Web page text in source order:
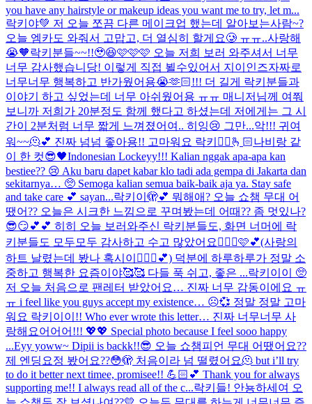
you have any hairstyle or makeup ideas you want me to try, let m...
락키야💚 저 오늘 쪼끔 다른 메이크업 했는데 알아보는사람~?
오늘 엠카도 와줘서 고맙고, 더 열심히 할게요🥲 ㅠㅠ..사랑해
😭🧡락키분들~~!!🥹😆🩷🩷🩷 오늘 저희 보러 와주셔서 너무
너무 감사했습니당! 이렇게 직접 뵐수있어서 지이인즈자짜로
너무너무 행복하고 반가웠어용😭🫶🏻!!! 더 길게 락키분들과
이야기 하고 싶었는데 너무 아쉬웠어용 ㅠㅠ 매니저님께 여쭤
보니까 저희가 20분정도 함께 했다고 하셨는데 저에게는 그 시
간이 2분처럼 너무 짧게 느껴졌어여.. 히잉😢 그만...악!!! 귀여
워~~🫠💕 진짜 넘넘 좋아용!! 고마워요 락키🙂‍↔️🫰🏻나비랑 같
이 한 컷😎🖤Indonesian Lockeyy!!! Kalian nggak apa-apa kan
bestiee?? 😢 Aku baru dapet kabar klo tadi ada gempa di Jakarta dan
sekitarnya… 🥺 Semoga kalian semua baik-baik aja ya. Stay safe
and take care 💕 sayan...락키이🫣💕 뭐해애? 오늘 쇼챔 무대 어
땠어?? 오늘은 시크한 느낌으로 꾸며봤는데 어때?? 좀 멋있나?
😎😏💕💕 히히 오늘 보러와주신 락키분들도, 화면 너머에 락
키분들도 모두모두 감사하고 수고 많았어요🙆🏻‍♀️🩷💕(사랑의
하트 날렸는데 봤나 혹시이🧏🏻‍♀️💕) 덕분에 하루하루가 정말 소
중하고 행복한 요즘이야🥰🥰 다들 푹 쉬고, 좋은 ...락키이이 🥺
저 오늘 처음으로 팬레터 받았어요… 진짜 너무 감동이에요 ㅠ
ㅠ i feel like you guys accept my existence… ☹️💞 정말 정말 고마
워요 락키이이!! Who ever wrote this letter… 진짜 너무너무 사
랑해요어어어!!! 💖💖 Special photo because I feel sooo happy
...Eyy yoww~ Dipii is backk!!😎 오늘 쇼챔피언 무대 어땠어요??
제 엔딩요정 봤어요??😳🫣 처음이라 넘 떨렸어요🫠 but i’ll try
to do it better next timee, promisee!! 💪🏻💕 Thank you for always
supporting me!! I always read all of the c...락키들! 안뇽하세여 오